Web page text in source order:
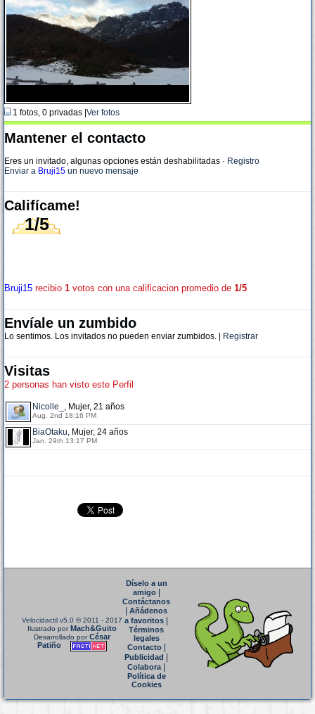
1 fotos, 0 privadas | Ver fotos
Mantener el contacto
Eres un invitado, algunas opciones están deshabilitadas · Registro
Enviar a Bruji15 un nuevo mensaje
Califícame!
1/5
Bruji15 recibio 1 votos con una calificacion promedio de 1/5
Envíale un zumbido
Lo sentimos. Los invitados no pueden enviar zumbidos. | Registrar
Visitas
2 personas han visto este Perfil
Nicolle_ , Mujer, 21 años
Aug. 2nd 18:16 PM
BiaOtaku, Mujer, 24 años
Jan. 29th 13:17 PM
Velocidactil v5.0 © 2011 - 2017
Ilustrado porMach&Guito
Desarrollado porCésar
Patiño
Díselo a un
amigo|
Contáctanos
Añádenos
a favoritos
Términos
legales
Contacto|
Publicidad
Colabora|
Política de
Cookies